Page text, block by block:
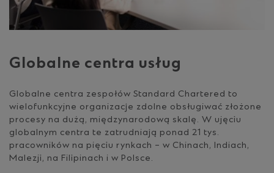
Globalne centra usług
Globalne centra zespołów Standard Chartered to
wielofunkcyjne organizacje zdolne obsługiwać złożone
procesy na dużą, międzynarodową skalę. W ujęciu
globalnym centra te zatrudniają ponad 21 tys.
pracowników na pięciu rynkach – w Chinach, Indiach,
Malezji, na Filipinach i w Polsce.